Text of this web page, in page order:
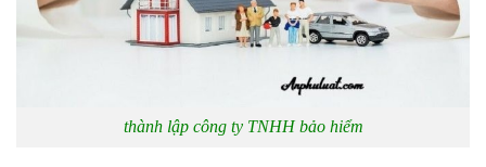
thành lập công ty TNHH bảo hiểm